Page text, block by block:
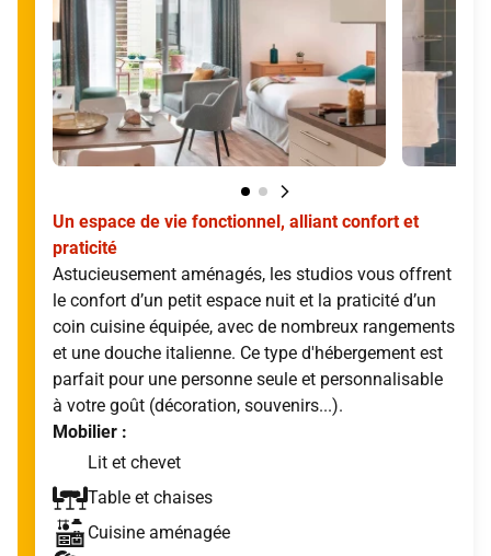
Un espace de vie fonctionnel, alliant confort et
praticité
Astucieusement aménagés, les studios vous offrent
le confort d’un petit espace nuit et la praticité d’un
coin cuisine équipée, avec de nombreux rangements
et une douche italienne. Ce type d'hébergement est
parfait pour une personne seule et personnalisable
à votre goût (décoration, souvenirs...).
Mobilier :
Lit et chevet
Table et chaises
Cuisine aménagée